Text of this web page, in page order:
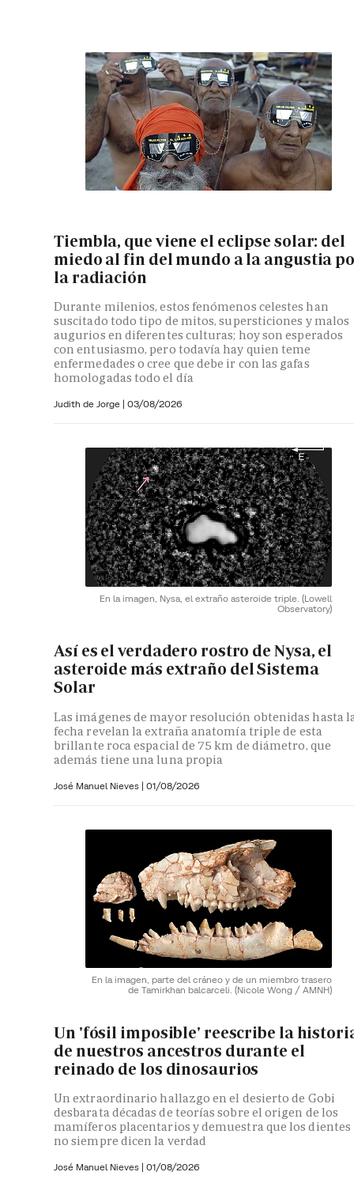
Tiembla, que viene el eclipse solar: del
miedo al fin del mundo a la angustia
la radiación
Durante milenios, estos fenómenos celestes han
suscitado todo tipo de mitos, supersticiones y malos
augurios en diferentes culturas; hoy son esperados
con entusiasmo, pero todavía hay quien teme
enfermedades o cree que debe ir con las gafas
homologadas todo el día
Judith de Jorge | 03/08/2026
En la imagen, Nysa, el extraño asteroide triple. (Lowell
Observatory)
Así es el verdadero rostro de Nysa, el
asteroide más extraño del Sistema
Solar
Las imágenes de mayor resolución obtenidas hasta
fecha revelan la extraña anatomía triple de esta
brillante roca espacial de 75 km de diámetro, que
además tiene una luna propia
José Manuel Nieves | 01/08/2026
En la imagen, parte del cráneo y de un miembro trasero
de Tamirkhan balcarceli. (Nicole Wong / AMNH)
Un 'fósil imposible' reescribe la
de nuestros ancestros durante el
reinado de los dinosaurios
Un extraordinario hallazgo en el desierto de Gobi
desbarata décadas de teorías sobre el origen de los
mamíferos placentarios y demuestra que los dientes
no siempre dicen la verdad
José Manuel Nieves | 01/08/2026